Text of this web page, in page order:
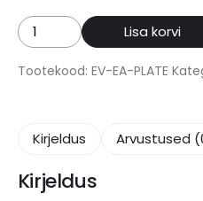
Easee
Mount
Paigaldusplaat
Lisa korvi
Tootekood: EV-EA-PLATE
Kirjeldus Arvustused
Kirjeldus